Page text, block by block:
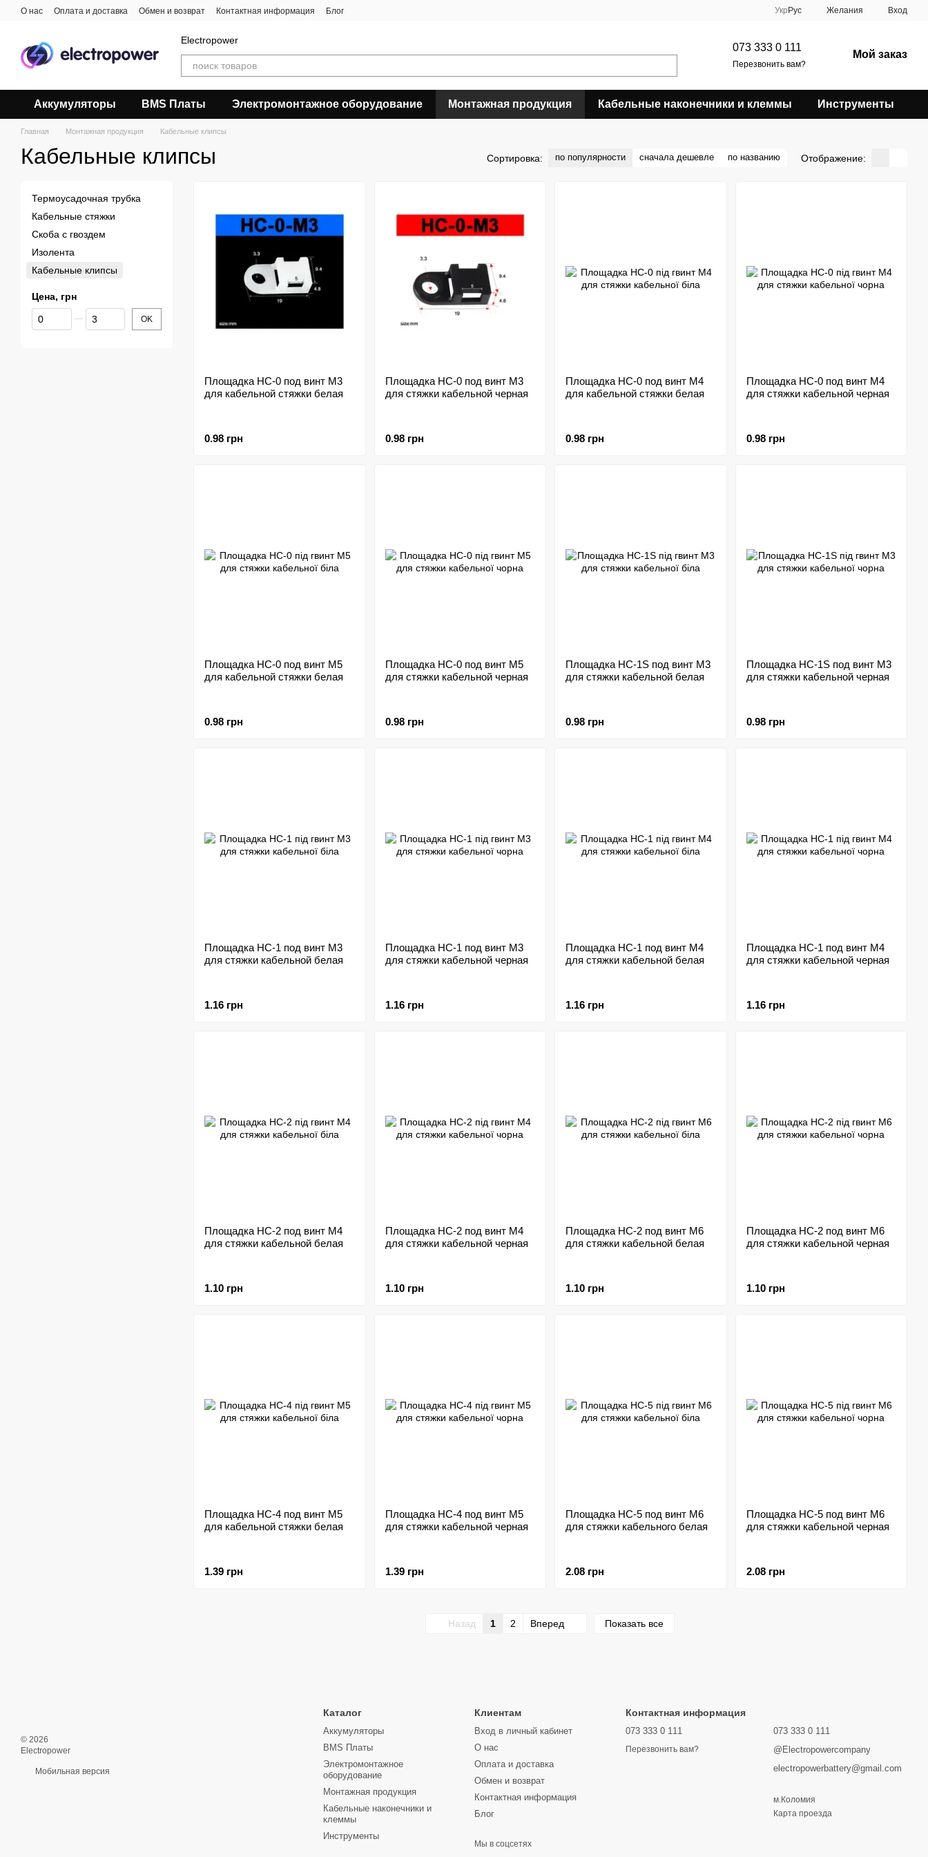
Перейти к основному контенту
О нас Оплата и доставка Обмен и возврат Контактная информация Блог Укр Рус Желания Вход
Electropower
073 333 0 111
Перезвонить вам?
Мой заказ
Аккумуляторы BMS Платы Электромонтажное оборудование Монтажная продукция Кабельные наконечники и клеммы Инструменты
Главная Монтажная продукция Кабельные клипсы
Кабельные клипсы Сортировка: по популярности сначала дешевле по названию Отображение:
Площадка HC-0 под винт M3
для кабельной стяжки белая
0.98 грн
Площадка HC-0 под винт M3
для стяжки кабельной черная
0.98 грн
Площадка HC-0 под винт M4
для кабельной стяжки белая
0.98 грн
Площадка HC-0 под винт M4
для стяжки кабельной черная
0.98 грн
Площадка HC-0 под винт M5
для кабельной стяжки белая
0.98 грн
Площадка HC-0 под винт M5
для стяжки кабельной черная
0.98 грн
Площадка HC-1S под винт M3
для стяжки кабельной белая
0.98 грн
Площадка HC-1S под винт M3
для стяжки кабельной черная
0.98 грн
Площадка HC-1 под винт M3
для стяжки кабельной белая
1.16 грн
Площадка HC-1 под винт M3
для стяжки кабельной черная
1.16 грн
Площадка HC-1 под винт M4
для стяжки кабельной белая
1.16 грн
Площадка HC-1 под винт M4
для стяжки кабельной черная
1.16 грн
Площадка HC-2 под винт M4
для стяжки кабельной белая
1.10 грн
Площадка HC-2 под винт M4
для стяжки кабельной черная
1.10 грн
Площадка HC-2 под винт M6
для стяжки кабельной белая
1.10 грн
Площадка HC-2 под винт M6
для стяжки кабельной черная
1.10 грн
Площадка HC-4 под винт M5
для кабельной стяжки белая
1.39 грн
Площадка HC-4 под винт M5
для стяжки кабельной черная
1.39 грн
Площадка HC-5 под винт M6
для стяжки кабельного белая
2.08 грн
Площадка HC-5 под винт M6
для стяжки кабельной черная
2.08 грн
Назад 1 2 Вперед Показать все
Термоусадочная трубка
Кабельные стяжки
Скоба с гвоздем
Изолента
Кабельные клипсы
Цена, грн
От Цена, грн
До Цена, грн OK
© 2026
Electropower
Мобильная версия
Каталог
Аккумуляторы
BMS Платы
Электромонтажное
оборудование
Монтажная продукция
Кабельные наконечники и
клеммы
Инструменты
Клиентам
Вход в личный кабинет
О нас
Оплата и доставка
Обмен и возврат
Контактная информация
Блог
Мы в соцсетях
Контактная информация
073 333 0 111
Перезвонить вам?
073 333 0 111
@Electropowercompany
electropowerbattery@gmail.com
м.Коломия
Карта проезда